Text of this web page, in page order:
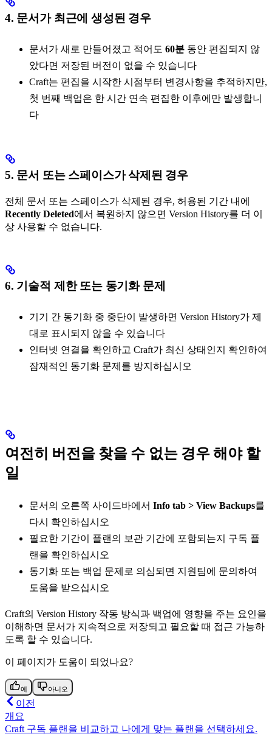
4. 문서가 최근에 생성된 경우
문서가 새로 만들어졌고 적어도 60분 동안 편집되지 않
았다면 저장된 버전이 없을 수 있습니다
Craft는 편집을 시작한 시점부터 변경사항을 추적하지만,
첫 번째 백업은 한 시간 연속 편집한 이후에만 발생합니
다
5. 문서 또는 스페이스가 삭제된 경우
전체 문서 또는 스페이스가 삭제된 경우, 허용된 기간 내에
Recently Deleted에서 복원하지 않으면 Version History를 더 이
상 사용할 수 없습니다.
6. 기술적 제한 또는 동기화 문제
기기 간 동기화 중 중단이 발생하면 Version History가 제
대로 표시되지 않을 수 있습니다
인터넷 연결을 확인하고 Craft가 최신 상태인지 확인하여
잠재적인 동기화 문제를 방지하십시오
여전히 버전을 찾을 수 없는 경우 해야 할
일
문서의 오른쪽 사이드바에서 Info tab > View Backups를
다시 확인하십시오
필요한 기간이 플랜의 보관 기간에 포함되는지 구독 플
랜을 확인하십시오
동기화 또는 백업 문제로 의심되면 지원팀에 문의하여
도움을 받으십시오
Craft의 Version History 작동 방식과 백업에 영향을 주는 요인을
이해하면 문서가 지속적으로 저장되고 필요할 때 접근 가능하
도록 할 수 있습니다.
이 페이지가 도움이 되었나요?
예 아니오
이전
개요
Craft 구독 플랜을 비교하고 나에게 맞는 플랜을 선택하세요.